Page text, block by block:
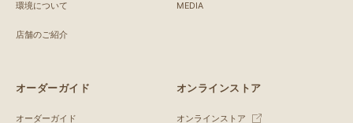
環境について
店舗のご紹介
MEDIA
オーダーガイド
オーダーガイド
オンラインストア
オンラインストア